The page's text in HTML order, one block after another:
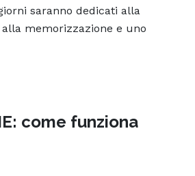
saranno dedicati alla
memorizzazione e uno
come funziona